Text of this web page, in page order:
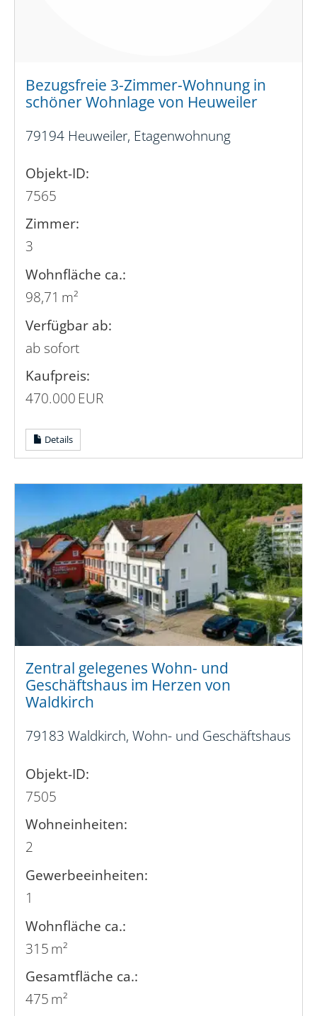
Bezugsfreie 3-Zimmer-Wohnung in
schöner Wohnlage von Heuweiler
79194 Heuweiler, Etagenwohnung
Objekt-ID:
7565
Zimmer:
3
Wohnfläche ca.:
98,71 m²
Verfügbar ab:
ab sofort
Kaufpreis:
470.000 EUR
Details
Zentral gelegenes Wohn- und
Geschäftshaus im Herzen von
Waldkirch
79183 Waldkirch, Wohn- und Geschäftshaus
Objekt-ID:
7505
Wohneinheiten:
2
Gewerbeeinheiten:
1
Wohnfläche ca.:
315 m²
Gesamtfläche ca.:
475 m²